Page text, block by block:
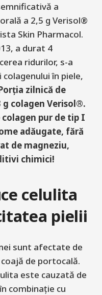
a
a 2,5 g Verisol®
Skin Pharmacol.
a durat 4
ridurilor, s-a
în piele,
zilnică de
g colagen Verisol®.
colagen pur de tip I
adăugate, fără
de magneziu,
chimici!
celulita
pielii
sunt afectate de
de portocală.
este cauzată de
combinație cu